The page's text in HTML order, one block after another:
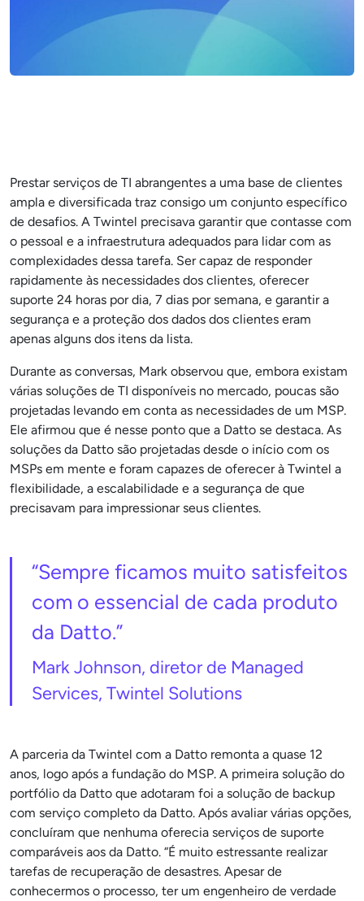
Prestar serviços de TI abrangentes a uma base de clientes
ampla e diversificada traz consigo um conjunto específico
de desafios. A Twintel precisava garantir que contasse com
o pessoal e a infraestrutura adequados para lidar com as
complexidades dessa tarefa. Ser capaz de responder
rapidamente às necessidades dos clientes, oferecer
suporte 24 horas por dia, 7 dias por semana, e garantir a
segurança e a proteção dos dados dos clientes eram
apenas alguns dos itens da lista.
Durante as conversas, Mark observou que, embora existam
várias soluções de TI disponíveis no mercado, poucas são
projetadas levando em conta as necessidades de um MSP.
Ele afirmou que é nesse ponto que a Datto se destaca. As
soluções da Datto são projetadas desde o início com os
MSPs em mente e foram capazes de oferecer à Twintel a
flexibilidade, a escalabilidade e a segurança de que
precisavam para impressionar seus clientes.
“Sempre ficamos muito satisfeitos
com o essencial de cada produto
da Datto.”
Mark Johnson, diretor de Managed
Services, Twintel Solutions
A parceria da Twintel com a Datto remonta a quase 12
anos, logo após a fundação do MSP. A primeira solução do
portfólio da Datto que adotaram foi a solução de backup
com serviço completo da Datto. Após avaliar várias opções,
concluíram que nenhuma oferecia serviços de suporte
comparáveis aos da Datto. “É muito estressante realizar
tarefas de recuperação de desastres. Apesar de
conhecermos o processo, ter um engenheiro de verdade